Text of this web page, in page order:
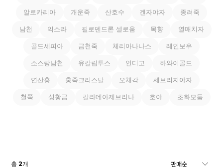
알로카리아 개운죽 산호수 겐자야자 종려죽
남천 익소라 필로덴드론 셀로움 목향 열매치자
골드세피아 금천죽 체리아나나스 레인보우
소스랑남천 유칼립투스 인디고 하와이골드
연산홍 홍죽크리스탈 오채각 세브리지야자
철쭉 성황금 칼라데아제브리나 호야 초화모둠
총2개